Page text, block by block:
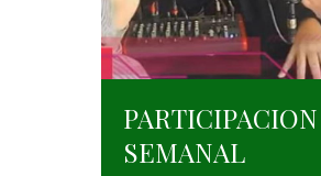
SEMANAL